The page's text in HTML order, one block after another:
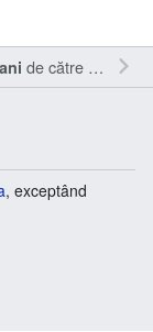
de către
, exceptând